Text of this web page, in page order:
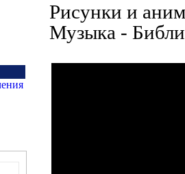
Рисунки и
Музыка -